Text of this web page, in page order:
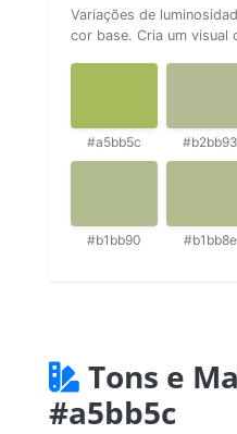
Variações de
cor base. Cria um visual
#a5bb5c #b2bb93
#b1bb90 #b1bb8e
Tons e
#a5bb5c